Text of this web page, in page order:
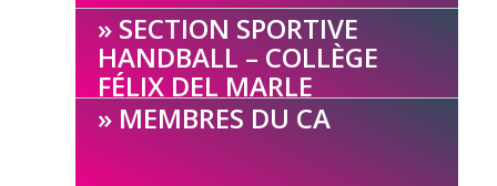
SECTION SPORTIVE
HANDBALL – COLLÈGE
FÉLIX DEL MARLE
MEMBRES DU CA